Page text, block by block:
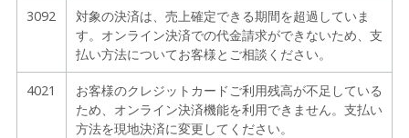
3092
対象の決済は、売上確定できる期間を超過していま
す。オンライン決済での代金請求ができないため、支
払い方法についてお客様とご相談ください。
4021
お客様のクレジットカードご利用残高が不足している
ため、オンライン決済機能を利用できません。支払い
方法を現地決済に変更してください。